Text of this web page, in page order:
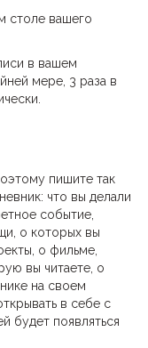
столе вашего
в вашем
мере, 3 раза в
пишите так
что вы делали
событие,
о которых вы
о фильме,
вы читаете, о
на своем
в себе с
будет появляться